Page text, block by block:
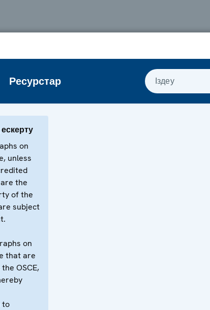
Ресурстар Іздеу
on
unless
the
of the
subject
on
that are
OSCE,
to